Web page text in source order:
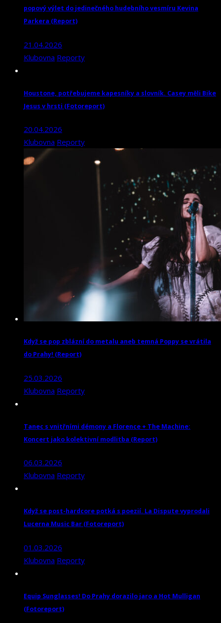
popový výlet do jedinečného hudebního vesmíru Kevina
Parkera (Report)
21.04.2026
Klubovna Reporty
Houstone, potřebujeme kapesníky a slovník. Casey měli Bike
Jesus v hrsti (Fotoreport)
20.04.2026
Klubovna Reporty
Když se pop zblázní do metalu aneb temná Poppy se vrátila
do Prahy! (Report)
25.03.2026
Klubovna Reporty
Tanec s vnitřními démony a Florence + The Machine:
Koncert jako kolektivní modlitba (Report)
06.03.2026
Klubovna Reporty
Když se post-hardcore potká s poezií. La Dispute vyprodali
Lucerna Music Bar (Fotoreport)
01.03.2026
Klubovna Reporty
Equip Sunglasses! Do Prahy dorazilo jaro a Hot Mulligan
(Fotoreport)